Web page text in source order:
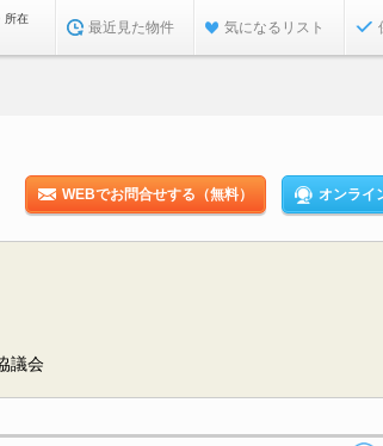
所在
最近見た物件 気になるリスト
WEBでお問合せする（無料） オンライ
議会